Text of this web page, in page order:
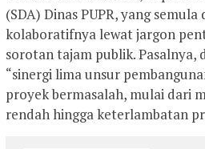
(SDA) Dinas PUPR, yang
kolaboratifnya lewat jargon
sorotan tajam publik. Pasalnya,
“sinergi lima unsur
proyek bermasalah, mulai dari
rendah hingga keterlambatan